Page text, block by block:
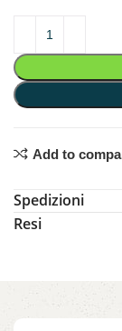
Add to
Spedizioni
Resi